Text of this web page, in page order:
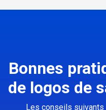
Bonnes
de logos de
Les conseils suivants